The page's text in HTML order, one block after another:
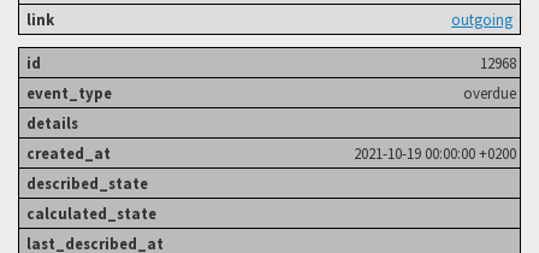
outgoing
12968
overdue
2021-10-19 00:00:00 +0200